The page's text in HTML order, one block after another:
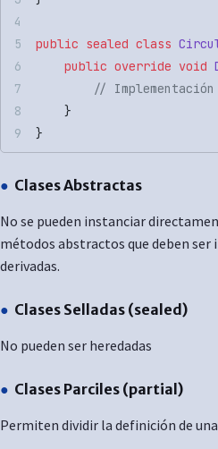
public sealed class
    public
override void
        // Implementación
    }
}
Clases Abstractas
No se pueden instanciar
métodos abstractos que deben
derivadas.
Clases Selladas (sealed)
No pueden ser heredadas
Clases Parciles (partial)
Permiten dividir la definición de